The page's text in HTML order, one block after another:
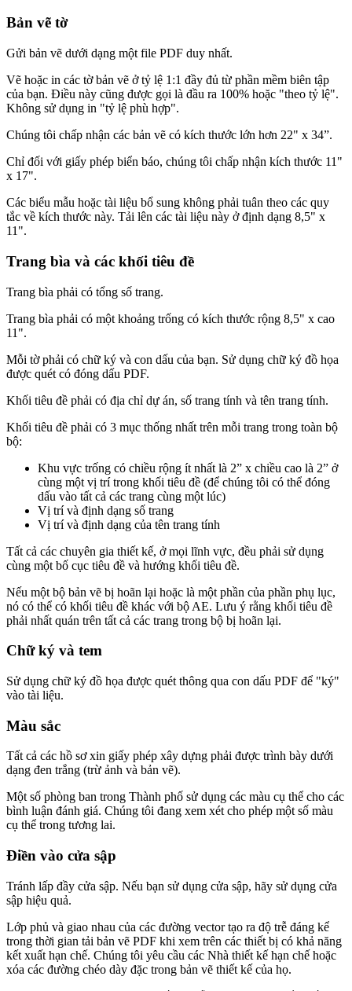
Bản vẽ tờ
Gửi bản vẽ dưới dạng một file PDF duy nhất.
Vẽ hoặc in các tờ bản vẽ ở tỷ lệ 1:1 đầy đủ từ phần mềm biên tập
của bạn. Điều này cũng được gọi là đầu ra 100% hoặc "theo tỷ lệ".
Không sử dụng in "tỷ lệ phù hợp".
Chúng tôi chấp nhận các bản vẽ có kích thước lớn hơn 22" x 34”.
Chỉ đối với giấy phép biển báo, chúng tôi chấp nhận kích thước 11"
x 17".
Các biểu mẫu hoặc tài liệu bổ sung không phải tuân theo các quy
tắc về kích thước này. Tải lên các tài liệu này ở định dạng 8,5" x
11".
Trang bìa và các khối tiêu đề
Trang bìa phải có tổng số trang.
Trang bìa phải có một khoảng trống có kích thước rộng 8,5" x cao
11".
Mỗi tờ phải có chữ ký và con dấu của bạn. Sử dụng chữ ký đồ họa
được quét có đóng dấu PDF.
Khối tiêu đề phải có địa chỉ dự án, số trang tính và tên trang tính.
Khối tiêu đề phải có 3 mục thống nhất trên mỗi trang trong toàn bộ
bộ:
Khu vực trống có chiều rộng ít nhất là 2” x chiều cao là 2” ở
cùng một vị trí trong khối tiêu đề (để chúng tôi có thể đóng
dấu vào tất cả các trang cùng một lúc)
Vị trí và định dạng số trang
Vị trí và định dạng của tên trang tính
Tất cả các chuyên gia thiết kế, ở mọi lĩnh vực, đều phải sử dụng
cùng một bố cục tiêu đề và hướng khối tiêu đề.
Nếu một bộ bản vẽ bị hoãn lại hoặc là một phần của phần phụ lục,
nó có thể có khối tiêu đề khác với bộ AE. Lưu ý rằng khối tiêu đề
phải nhất quán trên tất cả các trang trong bộ bị hoãn lại.
Chữ ký và tem
Sử dụng chữ ký đồ họa được quét thông qua con dấu PDF để "ký"
vào tài liệu.
Màu sắc
Tất cả các hồ sơ xin giấy phép xây dựng phải được trình bày dưới
dạng đen trắng (trừ ảnh và bản vẽ).
Một số phòng ban trong Thành phố sử dụng các màu cụ thể cho các
bình luận đánh giá. Chúng tôi đang xem xét cho phép một số màu
cụ thể trong tương lai.
Điền vào cửa sập
Tránh lấp đầy cửa sập. Nếu bạn sử dụng cửa sập, hãy sử dụng cửa
sập hiệu quả.
Lớp phủ và giao nhau của các đường vector tạo ra độ trễ đáng kể
trong thời gian tải bản vẽ PDF khi xem trên các thiết bị có khả năng
kết xuất hạn chế. Chúng tôi yêu cầu các Nhà thiết kế hạn chế hoặc
xóa các đường chéo dày đặc trong bản vẽ thiết kế của họ.